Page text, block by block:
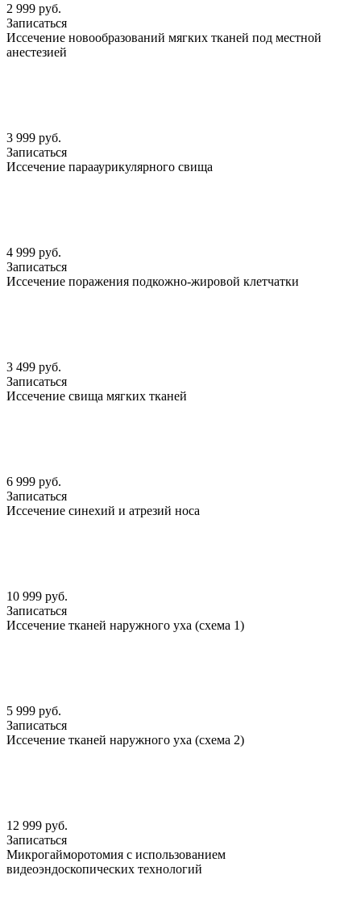
2 999 руб.
Записаться
Иссечение новообразований мягких тканей под местной
анестезией
3 999 руб.
Записаться
Иссечение парааурикулярного свища
4 999 руб.
Записаться
Иссечение поражения подкожно-жировой клетчатки
3 499 руб.
Записаться
Иссечение свища мягких тканей
6 999 руб.
Записаться
Иссечение синехий и атрезий носа
10 999 руб.
Записаться
Иссечение тканей наружного уха (схема 1)
5 999 руб.
Записаться
Иссечение тканей наружного уха (схема 2)
12 999 руб.
Записаться
Микрогайморотомия с использованием
видеоэндоскопических технологий